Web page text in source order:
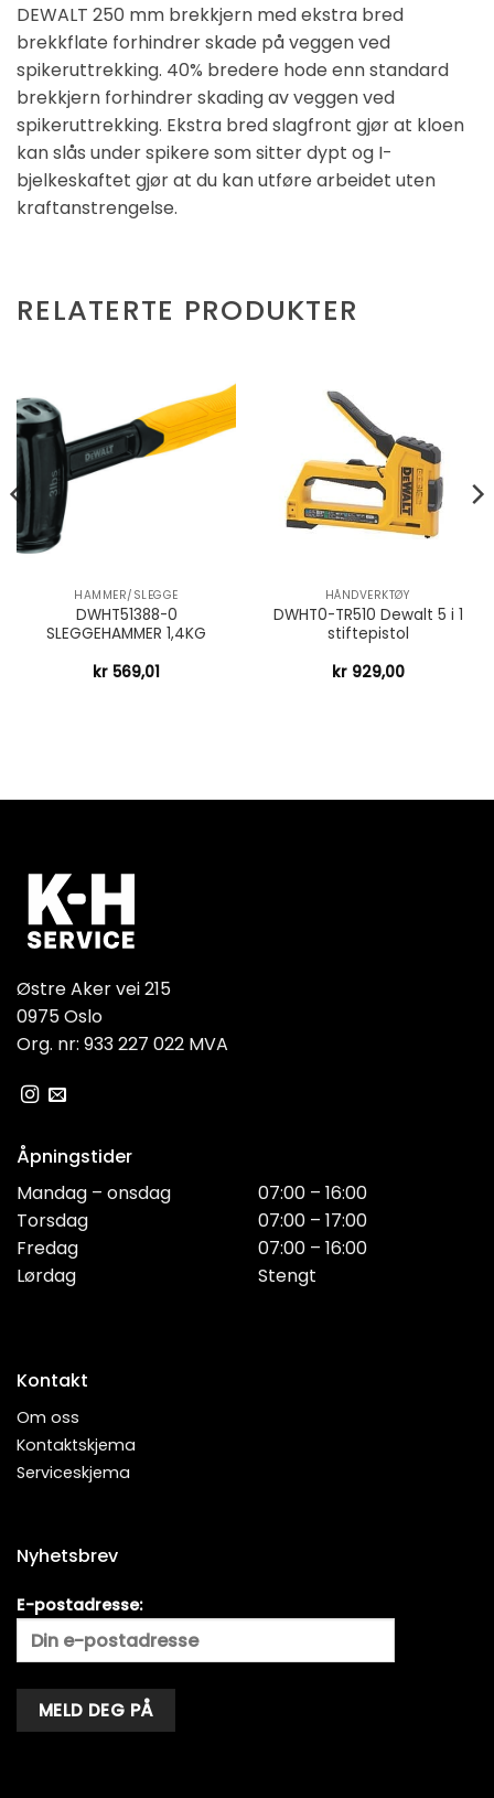
DEWALT 250 mm brekkjern med ekstra bred
brekkflate forhindrer skade på veggen ved
spikeruttrekking. 40% bredere hode enn standard
brekkjern forhindrer skading av veggen ved
spikeruttrekking. Ekstra bred slagfront gjør at kloen
kan slås under spikere som sitter dypt og I-
bjelkeskaftet gjør at du kan utføre arbeidet uten
kraftanstrengelse.
RELATERTE PRODUKTER
HAMMER/SLEGGE
DWHT51388-0
SLEGGEHAMMER 1,4KG
kr 569,01
HÅNDVERKTØY
DWHT0-TR510 Dewalt 5 i 1
stiftepistol
kr929,00
Østre Aker vei 215
0975 Oslo
Org. nr: 933 227 022 MVA
Åpningstider
Mandag – onsdag
Torsdag
Fredag
Lørdag
07:00 – 16:00
07:00 – 17:00
07:00 – 16:00
Stengt
Kontakt
Om oss
Kontaktskjema
Serviceskjema
Nyhetsbrev
E-postadresse: